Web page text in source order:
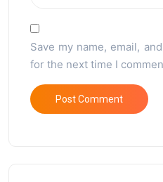
Save my name, email,
for the next time I